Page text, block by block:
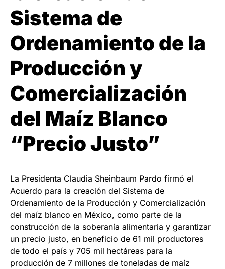
Sistema de
Ordenamiento de la
Producción y
Comercialización
del Maíz Blanco
“Precio Justo”
La Presidenta Claudia Sheinbaum Pardo firmó el
Acuerdo para la creación del Sistema de
Ordenamiento de la Producción y Comercialización
del maíz blanco en México, como parte de la
construcción de la soberanía alimentaria y garantizar
un precio justo, en beneficio de 61 mil productores
de todo el país y 705 mil hectáreas para la
producción de 7 millones de toneladas de maíz